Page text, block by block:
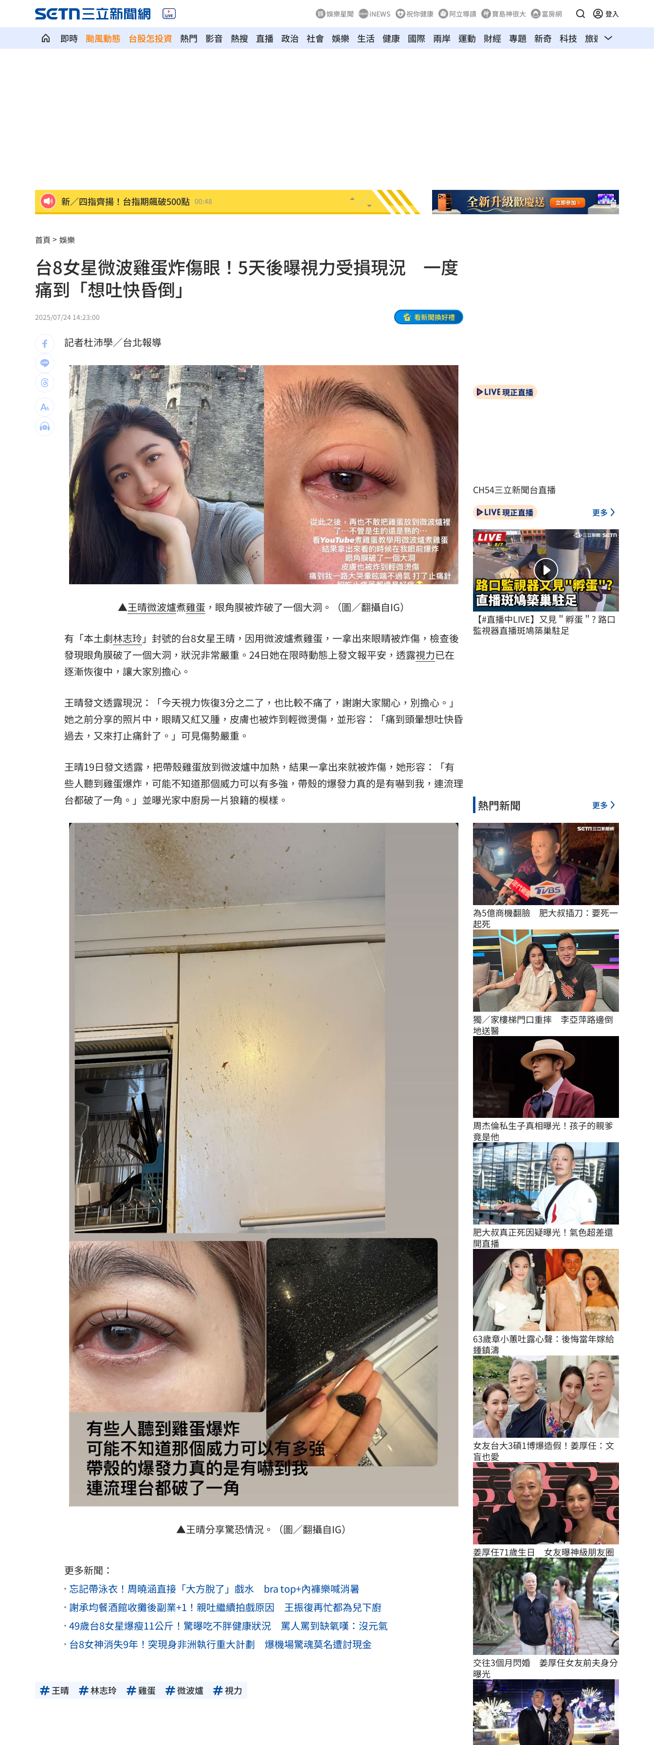
娛樂星聞 iNEWS 祝你健康 阿立導讀 寶島神很大 富房網 登入
即時 颱風動態 台股怎投資 熱門 影音 熱搜 直播 政治 社會 娛樂 生活 健康 國際 兩岸 運動 財經 專題 新奇 科技 旅遊 汽車
新／四指齊揚！台指期飆破500點 00:48
稱龍蝦咬完就吐 爆李世宗要信徒喝精油
樂天女孩淚揭往事 愛意表達障礙遭重擊 00:41
一張百萬太貴！他公開高價股買法：賺30萬
獨／海外遊學增強外語 台人夯英、美、加
長尾獼猴失控狂襲居民！官方追查異常原因
飲料空盒找嘸地方丟 騎車咬著遭攔查槓警 00:23
63歲章小蕙吐露心聲：後悔當年嫁給鍾鎮濤 00:22
白海豚颱風擺盪逼近！雨到「這時」才趨緩 00:19
最遺憾童年記憶空白 禹菡：當年真不懂事 00:12
每股配12.8元的它 Ｑ2營收曝光 00:00
連續2場安打！ 林安可掃二壘打貢獻1打點 23:59
歐洲避暑天堂失守！地中海熱到像溫泉 23:53
台灣彩券開獎直播中 20:31
LIVE三立+24小時直播 15:27
三立iNEWS新聞台線上直播
台彩父親節推新刮刮樂千萬頭獎超「爸」氣 12:00
「拍片人的多重宇宙」職涯論壇9/12登場！ 10:30
8國球員齊聚高雄 Formosa 7s掀足球熱潮
首頁 娛樂
台8女星微波雞蛋炸傷眼！5天後曝視力受損現況 一度
痛到「想吐快昏倒」
2025/07/24 14:23:00 看新聞換好禮
記者杜沛學／台北報導
▲王晴微波爐煮雞蛋 ，眼角膜被炸破了一個大洞。（圖／翻攝自IG）
有「本土劇林志玲 」封號的台8女星王晴，因用微波爐煮雞蛋，一拿出來眼睛被炸傷，檢查後
發現眼角膜破了一個大洞，狀況非常嚴重。24日她在限時動態上發文報平安，透露視力已在
逐漸恢復中，讓大家別擔心。
王晴發文透露現況：「今天視力恢復3分之二了，也比較不痛了，謝謝大家關心，別擔心。」
她之前分享的照片中，眼睛又紅又腫，皮膚也被炸到輕微燙傷，並形容：「痛到頭暈想吐快昏
過去，又來打止痛針了。」可見傷勢嚴重。
王晴19日發文透露，把帶殼雞蛋放到微波爐中加熱，結果一拿出來就被炸傷，她形容：「有
些人聽到雞蛋爆炸，可能不知道那個威力可以有多強，帶殼的爆發力真的是有嚇到我，連流理
台都破了一角。」並曝光家中廚房一片狼籍的模樣。
▲王晴分享驚恐情況。（圖／翻攝自IG）
更多新聞：
忘記帶泳衣！周曉涵直接「大方脫了」戲水 bra top+內褲樂喊消暑
謝承均餐酒館收攤後副業+1！親吐繼續拍戲原因 王振復再忙都為兒下廚
49歲台8女星爆瘦11公斤！驚曝吃不胖健康狀況 罵人罵到缺氧嘆：沒元氣
台8女神消失9年！突現身非洲執行重大計劃 爆機場驚魂莫名遭討現金
王晴 林志玲 雞蛋 微波爐 視力
現正直播
CH54三立新聞台直播
現正直播 更多
【#直播中LIVE】又見＂孵蛋＂? 路口
監視器直播斑鳩築巢駐足
熱門新聞 更多
為5億商機翻臉　肥大叔插刀：要死一
起死
獨／家樓梯門口重摔　李亞萍路邊倒
地送醫
周杰倫私生子真相曝光！孩子的親爹
竟是他
肥大叔真正死因疑曝光！氣色超差還
開直播
63歲章小蕙吐露心聲：後悔當年嫁給
鍾鎮濤
女友台大3碩1博爆造假！姜厚任：文
盲也愛
姜厚任71歲生日　女友曝神級朋友圈
交往3個月閃婚　姜厚任女友前夫身分
曝光